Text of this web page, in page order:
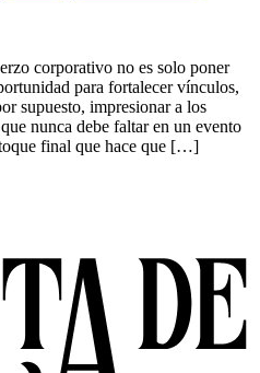
corporativo no es solo poner
para fortalecer vínculos,
supuesto, impresionar a los
nunca debe faltar en un evento
final que hace que […]